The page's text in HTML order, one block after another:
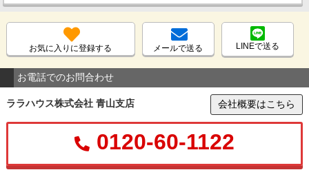
お気に入りに登録する メールで送る LINEで送る
お電話でのお問合わせ
ララハウス株式会社 青山支店 会社概要はこちら
0120-60-1122